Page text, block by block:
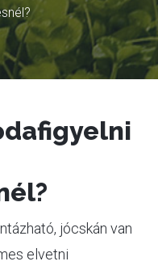
jócskán van
elvetni